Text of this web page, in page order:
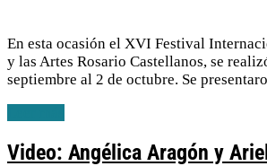
En esta ocasión el XVI Festival
y las Artes Rosario Castellanos, se
septiembre al 2 de octubre. Se
Video: Angélica Aragón y